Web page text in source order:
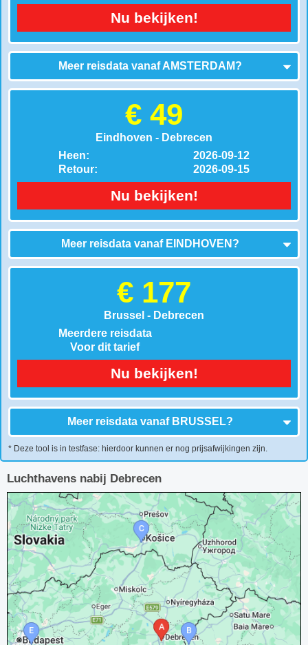
Nu bekijken!
Meer reisdata vanafAMSTERDAM?
€ 49
Eindhoven - Debrecen
Heen:
Retour:
2026-09-12
2026-09-15
Nu bekijken!
Meer reisdata vanaf EINDHOVEN ?
€ 177
Brussel - Debrecen
Meerdere reisdata
Voor dit tarief
Nu bekijken!
Meer reisdata vanaf BRUSSEL?
* Deze tool is in testfase: hierdoor kunnen er nog prijsafwijkingen zijn.
Luchthavens nabij Debrecen